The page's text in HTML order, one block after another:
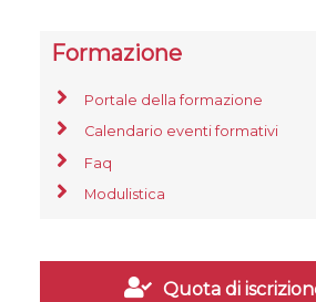
Formazione
Portale della formazione
Calendario eventi formativi
Faq
Modulistica
Quota di